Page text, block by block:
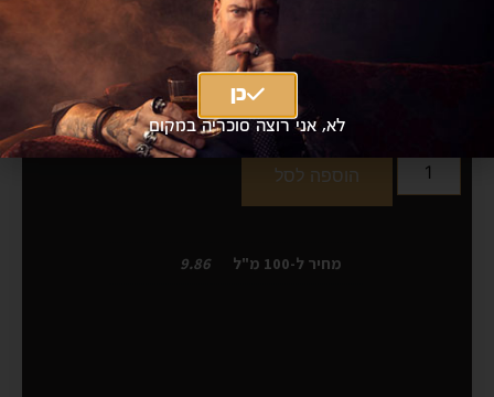
בקרדי מוחיטו 700 מ״ל
Bacardi Mojito 700ml
|
₪65מחיר אילת
הוספה לסל
מחיר ל-100 מ"ל 9.86
כן
לא, אני רוצה סוכריה במקום